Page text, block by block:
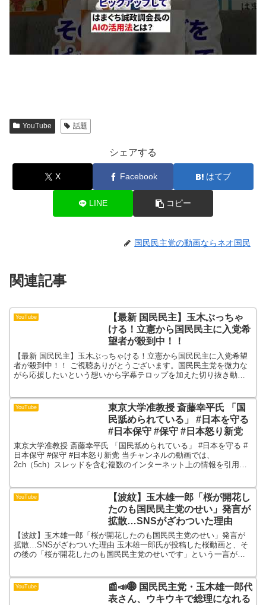
YouTube 話題
シェアする
X Facebook はてブ
LINE コピー
国民民主党の動画ならネオ国民
関連記事
YouTube
【最新 国民民主】玉木ぶっちゃ
ける！立憲から国民民主に入党希
望者が殺到中！！
【最新 国民民主】玉木ぶっちゃける！立憲から国民民主に入党希望
者が殺到中！！ ご視聴ありがとうございます。国民民主党を微力な
がら応援したいという想いから字幕テロップを加えた切り抜き動画
YouTube
東京大学准教授 斎藤幸平氏 「国
民舐められている」 #日本を守る
#日本保守 #保守 #日本怒り新党
東京大学准教授 斎藤幸平氏 「国民舐められている」 #日本を守る #
日本保守 #保守 #日本怒り新党 当チャンネルの動画では、
2ch（5ch）スレッドを含む複数のインターネット上の情報を引用
YouTube
【波紋】玉木雄一郎「桜が開花し
たのも国民民主党のせい」発言が
拡散…SNSがざわついた理由
【波紋】玉木雄一郎「桜が開花したのも国民民主党のせい」発言が
拡散…SNSがざわついた理由 玉木雄一郎氏が投稿した桜動画と、そ
の後の「桜が開花したのも国民民主党のせいです」という一言が、
YouTube
📰📣🌐 国民民主党・玉木雄一郎代
表さん、ウキウキで総理になれる